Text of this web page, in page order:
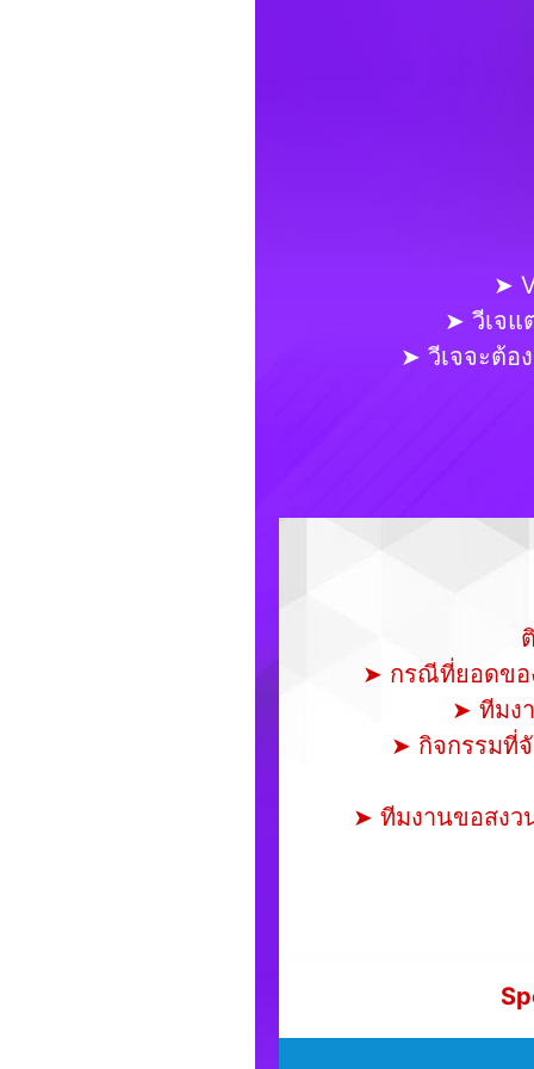
➤
➤ วีเจแ
➤ วีเจจะต้อ
➤ กรณีที่ยอดขอ
➤ ทีมง
➤ กิจกรรมที่จั
➤ ทีมงานขอสงว